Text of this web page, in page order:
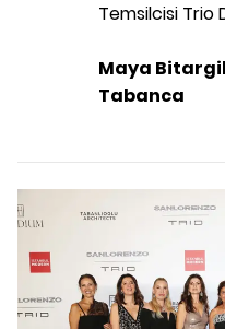
Temsilcisi Trio
Maya
Tabanca